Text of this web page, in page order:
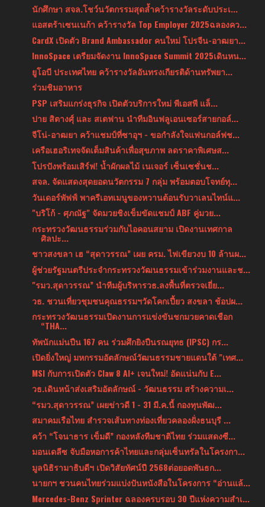
นักศึกษา สจล.โชว์นวัตกรรมสุดล้ำคว้ารางวัลระดับประเ...
แอสตร้าเซนเนก้า คว้ารางวัล Top Employer 2025ฉลองคว...
CardX เปิดตัว Brand Ambassador คนใหม่ โปรจีน-อาฒยา...
InnoSpace เตรียมจัดงาน InnoSpace Summit 2025เดินหน...
ยูโอบี ประเทศไทย คว้ารางวัลอันทรงเกียรติด้านทรัพยา...
ร่วมชิมอาหาร
PSP เสริมแกร่งธุรกิจ เปิดตัวบริการใหม่ พีเอสพี แล็...
ปาย สิตางศุ์ และ สเตฟาน นำทีมอินฟลูเอนเซอร์สายกอล์...
จีโน่-อาฒยา คว้าแชมป์ที่ซาอุฯ - ขอกำลังใจแฟนกอล์ฟช...
เครือเฮอริเทจจัดเต็มสินค้าเพื่อสุขภาพ ลดราคาพิเศษส...
โปรปังพร้อมเสิร์ฟ! น้ำผักผลไม้ เนเจอร์ เซ็นเซชั่นช...
สจล. จัดแสดงสุดยอดนวัตกรรม 7 กลุ่ม พร้อมตอบโจทย์ทุ...
วันเดอร์พัฟฟ์ พาครีเอทเมนูของหวานต้อนรับวาเลนไทน์แ...
"บริโก้ - ศุภณัฐ" จัดมวยชิงเข็มขัดแชมป์ ABF คู่มวย...
กระทรวงวัฒนธรรมร่วมกับไอคอนสยาม เปิดงานเทศกาล
ศิลปะ...
ชาวสงขลา เฮ “สุดาวรรณ” เผย ครม. ไฟเขียวงบ 10 ล้านผ...
ผู้ช่วยรัฐมนตรีประจำกระทรวงวัฒนธรรมเข้าร่วมงานและช...
"รมว.สุดาวรรณ” นำทีมผู้บริหารวธ.ลงพื้นที่ตรวจเยี่ย...
วธ. ชวนเที่ยวชุมชนคุณธรรมฯวัดโคกเปี้ยว สงขลา ช้อปผ...
กระทรวงวัฒนธรรมเปิดงานการแข่งขันชกมวยคาดเชือก
“THA...
ทัพนักแม่นปืน 167 คน ร่วมศึกยิงปืนรณยุทธ (IPSC) กร...
เปิดยิ่งใหญ่ มหกรรมอัตลักษณ์วัฒนธรรมชายแดนใต้ "เทศ...
MSI กับการเปิดตัว Claw 8 AI+ เจนใหม่! อัดแน่นกับ E...
วธ.เดินหน้าส่งเสริมอัตลักษณ์ - วัฒนธรรม สร้างความเ...
“รมว.สุดาวรรณ” เผยข่าวดี 1 - 31 มี.ค.นี้ กองทุนพัฒ...
สมาคมเรือไทย สำรวจเส้นทางท่องเที่ยวคลองฝั่งธนบุรี ...
คว้า “โจนาธาร เข็มดี” กองหลังทีมชาติไทย ร่วมแสดงซี...
มอนเดลีซ จับมือหอการค้าไทยและกลุ่มเซ็นทรัลในโครงกา...
มูลนิธิรามาธิบดีฯ เปิดวิสัยทัศน์ปี 2568ต่อยอดพันธก...
นายกฯ ชวนคนไทยร่วมแบ่งปันหนังสือในโครงการ “อ่านแล้...
Mercedes-Benz Sprinter ฉลองครบรอบ 30 ปีแห่งความสำเ...